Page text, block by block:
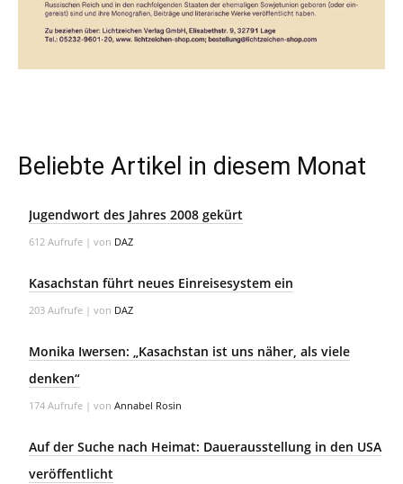
Beliebte Artikel in diesem Monat
Jugendwort des Jahres 2008 gekürt
612 Aufrufe | von DAZ
Kasachstan führt neues Einreisesystem ein
203 Aufrufe | von DAZ
Monika Iwersen: „Kasachstan ist uns näher, als viele
denken“
174 Aufrufe | von Annabel Rosin
Auf der Suche nach Heimat: Dauerausstellung in den USA
veröffentlicht